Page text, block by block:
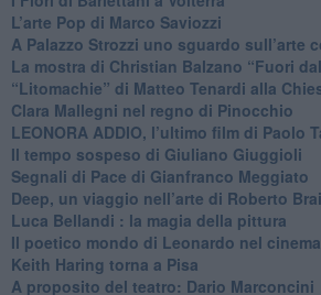
​L’arte Pop di Marco Saviozzi
​A Palazzo Strozzi uno sguardo sull’arte
La mostra di Christian Balzano “Fuori
​“Litomachie” di Matteo Tenardi alla
​Clara Mallegni nel regno di Pinocchio
​LEONORA ADDIO, l’ultimo film di Paolo
Il tempo sospeso di Giuliano Giuggioli
Segnali di Pace di Gianfranco Meggiato
​Deep, un viaggio nell’arte di Roberto
​Luca Bellandi : la magia della pittura
​Il poetico mondo di Leonardo nel
​Keith Haring torna a Pisa
​A proposito del teatro: Dario Marconcini